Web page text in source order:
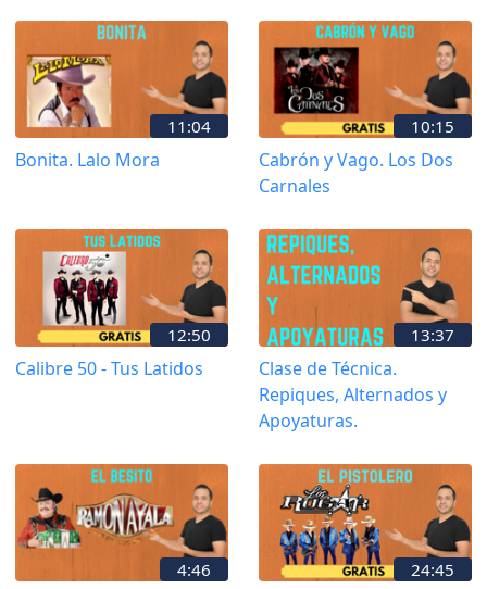
11:04
Bonita. Lalo Mora
10:15
Cabrón y Vago. Los Dos
Carnales
12:50
Calibre 50 - Tus Latidos
13:37
Clase de Técnica.
Repiques, Alternados y
Apoyaturas.
4:46 24:45